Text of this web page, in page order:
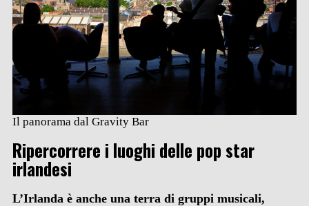
Il panorama dal Gravity Bar
Ripercorrere i luoghi delle pop star
irlandesi
L’Irlanda è anche una terra di gruppi musicali,